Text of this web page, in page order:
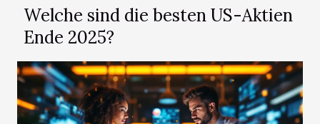
Welche sind die besten US-Aktien
Ende 2025?